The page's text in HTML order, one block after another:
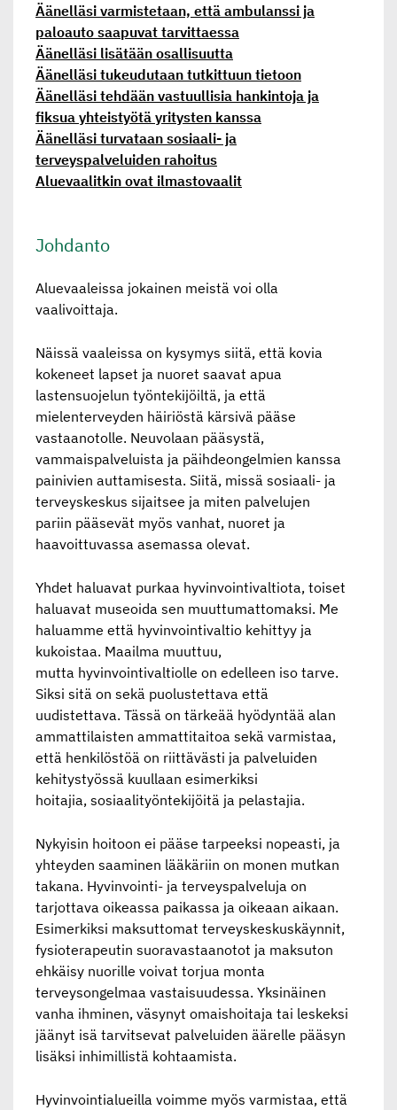
Äänelläsi varmistetaan, että ambulanssi ja
paloauto saapuvat tarvittaessa
Äänelläsi lisätään osallisuutta
Äänelläsi tukeudutaan tutkittuun tietoon
Äänelläsi tehdään vastuullisia hankintoja ja
fiksua yhteistyötä yritysten kanssa
Äänelläsi turvataan sosiaali- ja
terveyspalveluiden rahoitus
Aluevaalitkin ovat ilmastovaalit
Johdanto
Aluevaaleissa jokainen meistä voi olla
vaalivoittaja.
Näissä vaaleissa on kysymys siitä, että kovia
kokeneet lapset ja nuoret saavat apua
lastensuojelun työntekijöiltä, ja että
mielenterveyden häiriöstä kärsivä pääse
vastaanotolle. Neuvolaan pääsystä,
vammaispalveluista ja päihdeongelmien kanssa
painivien auttamisesta. Siitä, missä sosiaali- ja
terveyskeskus sijaitsee ja miten palvelujen
pariin pääsevät myös vanhat, nuoret ja
haavoittuvassa asemassa olevat.
Yhdet haluavat purkaa hyvinvointivaltiota, toiset
haluavat museoida sen muuttumattomaksi. Me
haluamme että hyvinvointivaltio kehittyy ja
kukoistaa. Maailma muuttuu,
mutta hyvinvointivaltiolle on edelleen iso tarve.
Siksi sitä on sekä puolustettava että
uudistettava. Tässä on tärkeää hyödyntää alan
ammattilaisten ammattitaitoa sekä varmistaa,
että henkilöstöä on riittävästi ja palveluiden
kehitystyössä kuullaan esimerkiksi
hoitajia, sosiaalityöntekijöitä ja pelastajia.
Nykyisin hoitoon ei pääse tarpeeksi nopeasti, ja
yhteyden saaminen lääkäriin on monen mutkan
takana. Hyvinvointi- ja terveyspalveluja on
tarjottava oikeassa paikassa ja oikeaan aikaan.
Esimerkiksi maksuttomat terveyskeskuskäynnit,
fysioterapeutin suoravastaanotot ja maksuton
ehkäisy nuorille voivat torjua monta
terveysongelmaa vastaisuudessa. Yksinäinen
vanha ihminen, väsynyt omaishoitaja tai leskeksi
jäänyt isä tarvitsevat palveluiden äärelle pääsyn
lisäksi inhimillistä kohtaamista.
Hyvinvointialueilla voimme myös varmistaa, että